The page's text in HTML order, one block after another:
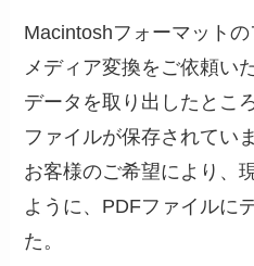
Macintoshフォーマット
メディア変換をご依頼い
データを取り出したとこ
ファイルが保存されてい
お客様のご希望により、
ように、PDFファイルに
た。